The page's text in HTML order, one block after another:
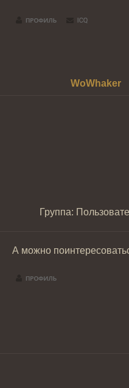
WoWhaker
Группа:
А можно